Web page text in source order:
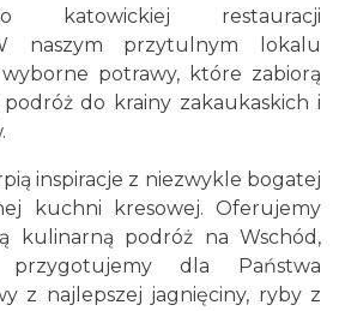
katowickiej restauracji
naszym przytulnym lokalu
potrawy, które zabiorą
do krainy zakaukaskich i
inspiracje z niezwykle bogatej
kuchni kresowej. Oferujemy
kulinarną podróż na Wschód,
dla Państwa
z najlepszej jagnięciny, ryby z